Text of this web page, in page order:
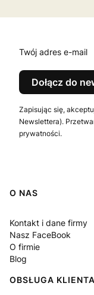
Twój adres e-mail
Dołącz do
Zapisując się,
Newslettera).
prywatności.
Linki w stopce
O NAS
Kontakt i dane firmy
Nasz FaceBook
O firmie
Blog
OBSŁUGA KLIENTA